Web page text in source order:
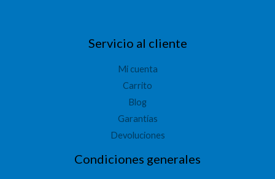
Servicio al cliente
Mi cuenta
Carrito
Blog
Garantías
Devoluciones
Condiciones generales